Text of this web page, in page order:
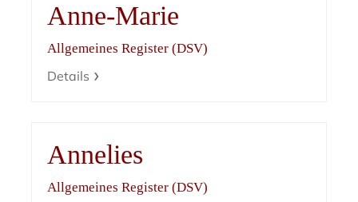
Anne-Marie
Allgemeines Register (DSV)
Details
Annelies
Allgemeines Register (DSV)